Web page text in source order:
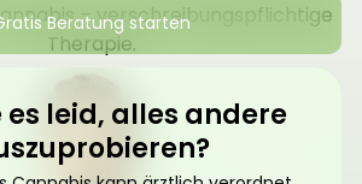
– verschreibungspflichtige
Therapie.
Beratung starten
es leid, alles andere